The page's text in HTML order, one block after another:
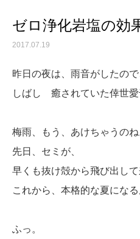
ゼロ浄化岩塩の効
2017.07.19
昨日の夜は、雨音がしたので
しばし 癒されていた倖世愛
梅雨、もう、あけちゃうのね
先日、セミが、
早くも抜け殻から飛び出し
これから、本格的な夏にな
ふっ。